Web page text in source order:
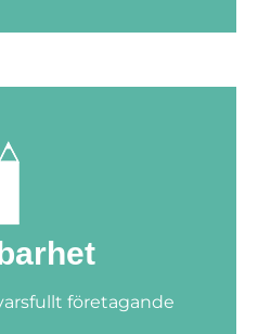
företagande